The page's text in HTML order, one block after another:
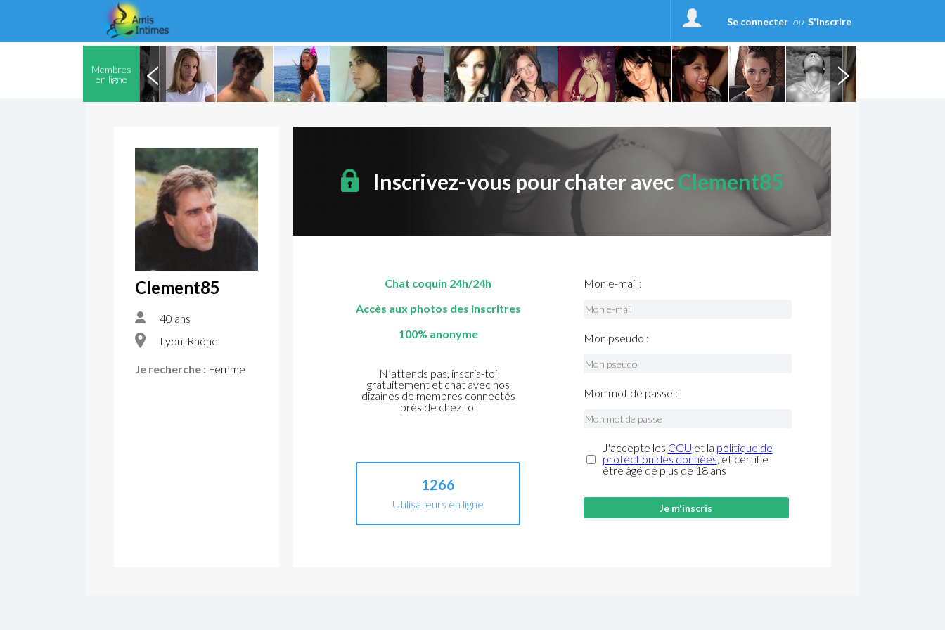
Se connecter ou S'inscrire
Membres
en ligne
Clement85
40 ans
Lyon, Rhône
Je recherche : Femme
Inscrivez-vous pour chater avecClement85
Chat coquin 24h/24h
Accès aux photos des inscritres
100% anonyme
N’attends pas, inscris-toi
gratuitement et chat avec nos
dizaines de membres connectés
près de chez toi
1266
Utilisateurs en ligne
Mon e-mail :
Mon pseudo :
Mon mot de passe :
J'accepte les CGU et la politique de
protection des données, et certifie
être âgé de plus de 18 ans